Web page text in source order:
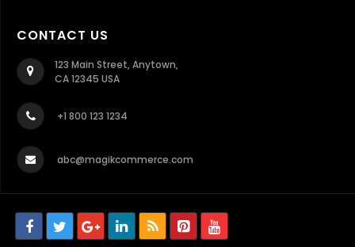
CONTACT US
123 Main Street, Anytown,
CA 12345 USA
+1 800 123 1234
abc@magikcommerce.com